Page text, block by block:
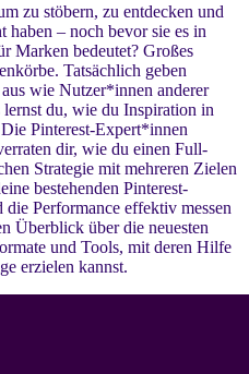
zu stöbern, zu entdecken und
haben – noch bevor sie es in
Marken bedeutet? Großes
Tatsächlich geben
wie Nutzer*innen anderer
du, wie du Inspiration in
Pinterest-Expert*innen
dir, wie du einen Full-
Strategie mit mehreren Zielen
bestehenden Pinterest-
Performance effektiv messen
Überblick über die neuesten
und Tools, mit deren Hilfe
erzielen kannst.